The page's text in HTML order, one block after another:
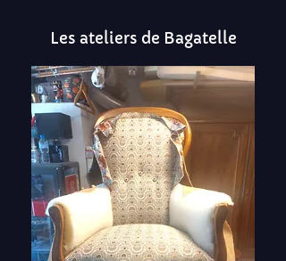
Les ateliers de Bagatelle